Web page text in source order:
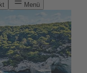
Menü